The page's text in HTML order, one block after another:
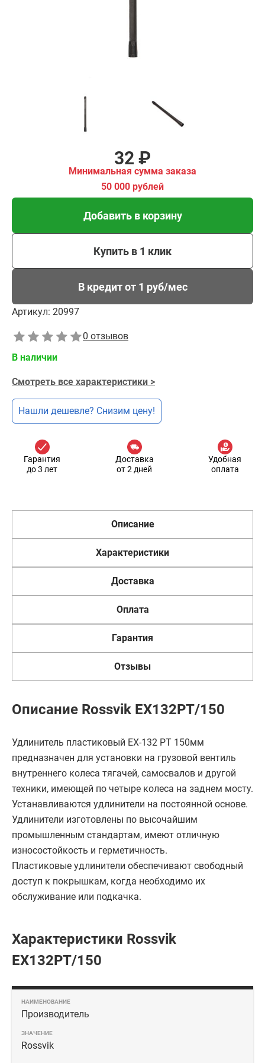
32 ₽
Минимальная сумма заказа
50 000 рублей
Добавить в корзину
Купить в 1 клик
В кредит от 1 руб/мес
Артикул: 20997
0 отзывов
В наличии
Смотреть все характеристики >
Нашли дешевле? Снизим цену!
Гарантия
до 3 лет
Доставка
от 2 дней
Удобная
оплата
Описание
Характеристики
Доставка
Оплата
Гарантия
Отзывы
Описание Rossvik EX132PT/150
Удлинитель пластиковый EX-132 PT 150мм
предназначен для установки на грузовой вентиль
внутреннего колеса тягачей, самосвалов и другой
техники, имеющей по четыре колеса на заднем мосту.
Устанавливаются удлинители на постоянной основе.
Удлинители изготовлены по высочайшим
промышленным стандартам, имеют отличную
износостойкость и герметичность.
Пластиковые удлинители обеспечивают свободный
доступ к покрышкам, когда необходимо их
обслуживание или подкачка.
Характеристики Rossvik
EX132PT/150
Производитель
Rossvik
В кредит от 1 руб/мес